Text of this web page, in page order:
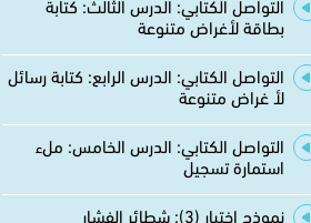
التواصل الكتابي: الدرس الثالث: كتابة
بطاقة لأغراض متنوعة
التواصل الكتابي: الدرس الرابع: كتابة رسائل
لأ غراض متنوعة
التواصل الكتابي: الدرس الخامس: ملء
استمارة تسجيل
نموذج اختبار (3): شطائر الفشار